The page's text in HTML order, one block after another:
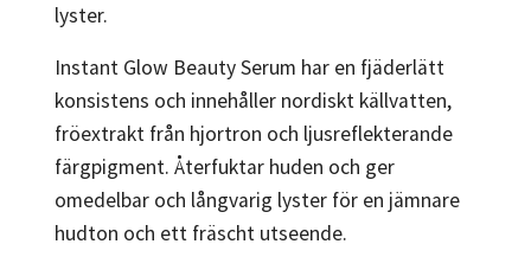
lyster.
Instant Glow Beauty Serum har en fjäderlätt
konsistens och innehåller nordiskt källvatten,
fröextrakt från hjortron och ljusreflekterande
färgpigment. Återfuktar huden och ger
omedelbar och långvarig lyster för en jämnare
hudton och ett fräscht utseende.